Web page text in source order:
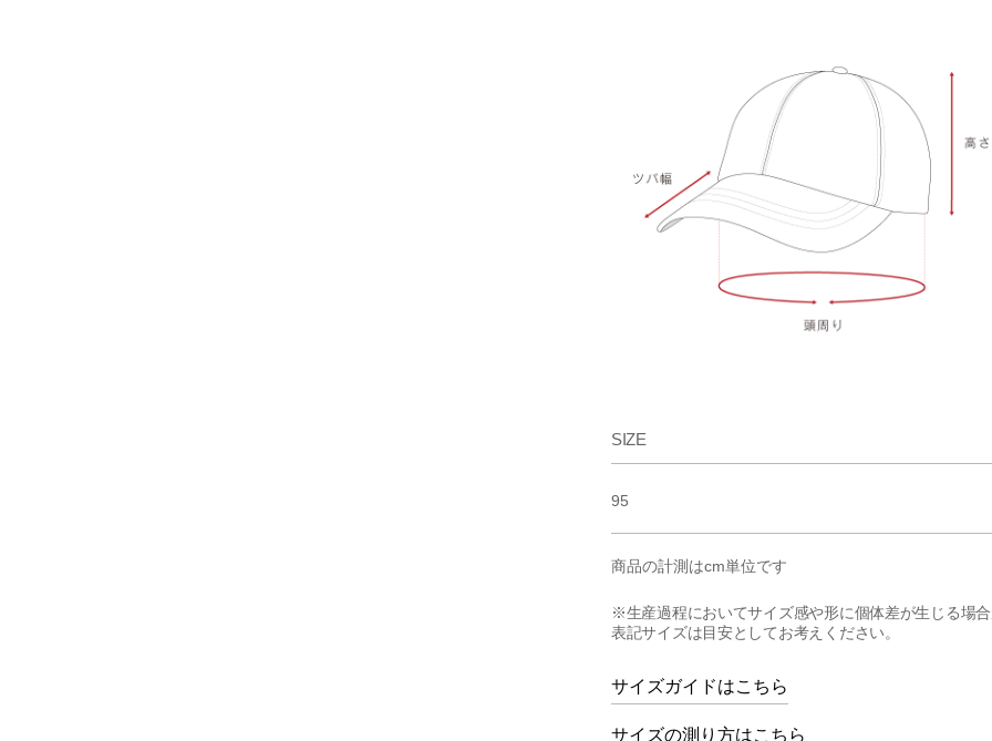
SIZE
95
商品の計測はcm単位です
※生産過程においてサイズ感や形に個体差が生じる場
表記サイズは目安としてお考えください。
サイズガイドはこちら
サイズの測り方はこちら